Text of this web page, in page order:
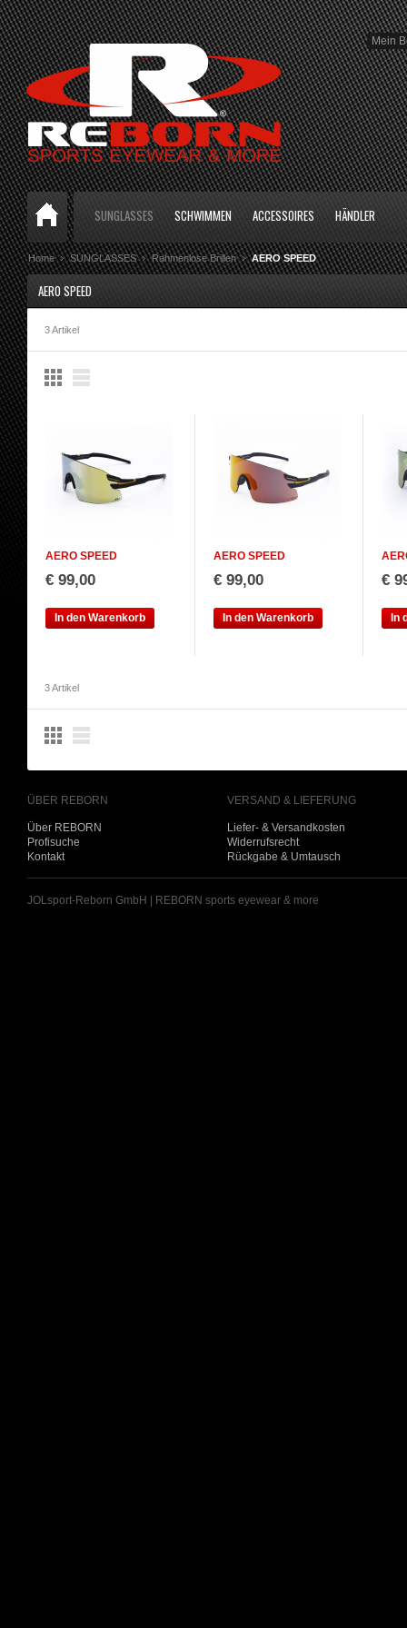
Mein
SUNGLASSES SCHWIMMEN ACCESSOIRES HÄNDLER
Home SUNGLASSES Rahmenlose Brillen AERO SPEED
AERO SPEED
3 Artikel
AERO SPEED
€ 99,00
In den Warenkorb
AERO SPEED
€ 99,00
In den Warenkorb
€
In
3 Artikel
ÜBER REBORN VERSAND & LIEFERUNG
Über REBORN
Profisuche
Kontakt
Liefer- & Versandkosten
Widerrufsrecht
Rückgabe & Umtausch
JOLsport-Reborn GmbH | REBORN sports eyewear & more